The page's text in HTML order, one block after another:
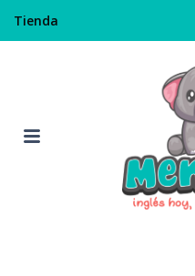
Tienda